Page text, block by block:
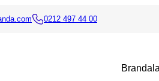
0212 497 44 00